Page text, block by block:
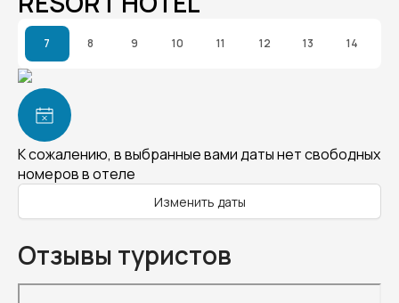
7 8 9 10 11 12 13 14
К сожалению, в выбранные вами даты нет свободных
номеров в отеле
Изменить даты
Отзывы туристов